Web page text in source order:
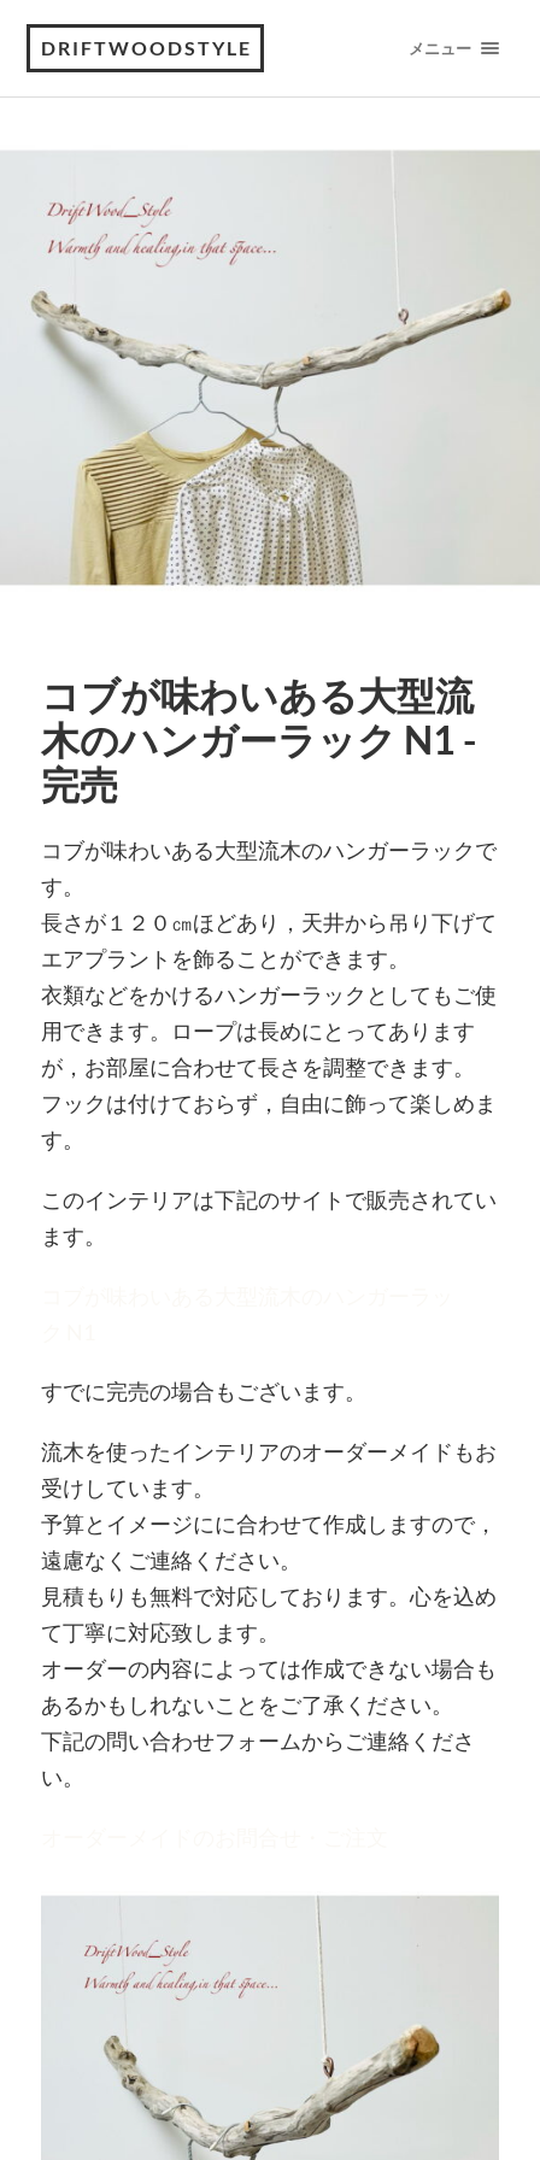
DRIFTWOODSTYLE メニュー
コブが味わいある大型流
木のハンガーラック N1 -
完売
コブが味わいある大型流木のハンガーラックで
す。
長さが１２０㎝ほどあり，天井から吊り下げて
エアプラントを飾ることができます。
衣類などをかけるハンガーラックとしてもご使
用できます。ロープは長めにとってあります
が，お部屋に合わせて長さを調整できます。
フックは付けておらず，自由に飾って楽しめま
す。
このインテリアは下記のサイトで販売されてい
ます。
すでに完売の場合もございます。
流木を使ったインテリアのオーダーメイドもお
受けしています。
予算とイメージにに合わせて作成しますので，
遠慮なくご連絡ください。
見積もりも無料で対応しております。心を込め
て丁寧に対応致します。
オーダーの内容によっては作成できない場合も
あるかもしれないことをご了承ください。
下記の問い合わせフォームからご連絡くださ
い。